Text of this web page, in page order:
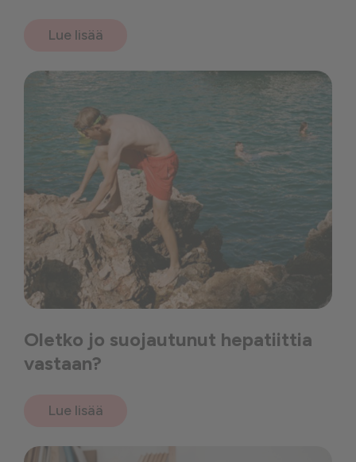
Lue lisää
Oletko jo suojautunut hepatiittia
vastaan?
Lue lisää